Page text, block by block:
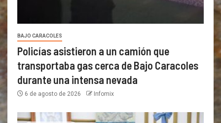
BAJO CARACOLES
Policías asistieron a un camión que
transportaba gas cerca de Bajo Caracoles
durante una intensa nevada
6 de agosto de 2026 Infomix